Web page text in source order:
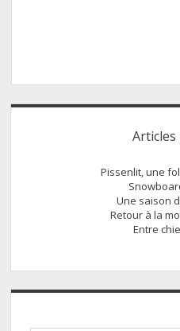
Sidebar
Articles
Pissenlit, une
Une saison
Retour à la
Entre